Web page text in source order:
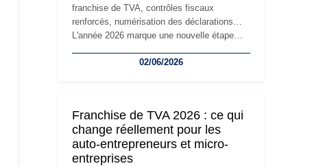
franchise de TVA, contrôles fiscaux
renforcés, numérisation des déclarations…
L'année 2026 marque une nouvelle étape
travailleurs indépendants. Si le régime de la
réglementaire plus exigeant. Décryptage des
principaux changements et des précautions
à prendre pour éviter les mauvaises
surprises.
02/06/2026
Franchise de TVA 2026 : ce qui
change réellement pour les
auto-entrepreneurs et micro-
entreprises